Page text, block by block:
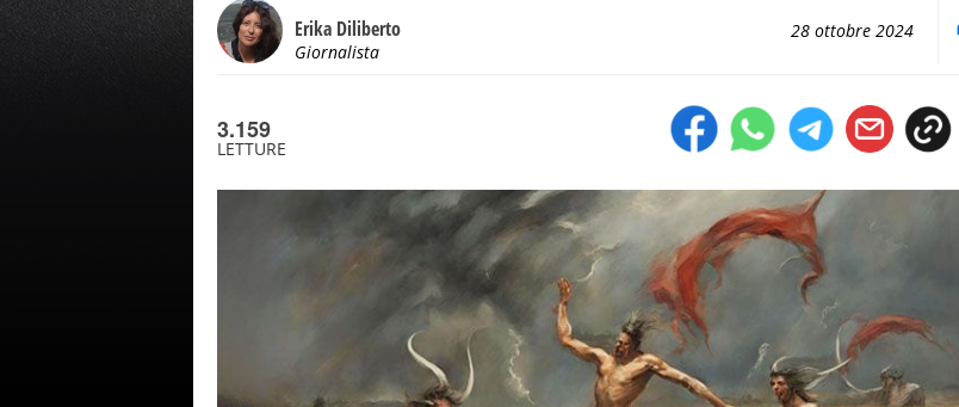
Erika Diliberto
Giornalista
28 ottobre 2024
3.159
LETTURE